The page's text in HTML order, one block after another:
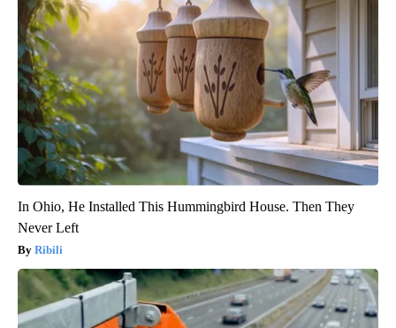
In Ohio, He Installed This Hummingbird House. Then They
Never Left
Ribili